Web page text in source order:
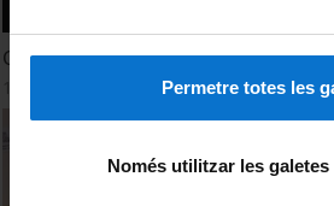
Permetre totes les
Només utilitzar les galetes
Cursos d'aranès a la Universitat de